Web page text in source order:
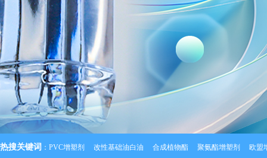
热搜关键词 ： PVC增塑剂 改性基础油白油 合成植物酯 聚氨酯增塑剂 欧盟